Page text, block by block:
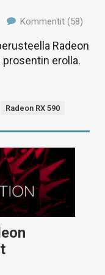
Kommentit (58)
Radeon
prosentin erolla.
Radeon RX 590